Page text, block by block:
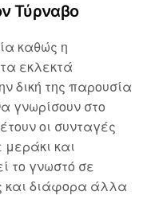
Τύρναβο
καθώς η
εκλεκτά
δική της παρουσία
γνωρίσουν στο
οι συνταγές
και
το γνωστό σε
και διάφορα άλλα